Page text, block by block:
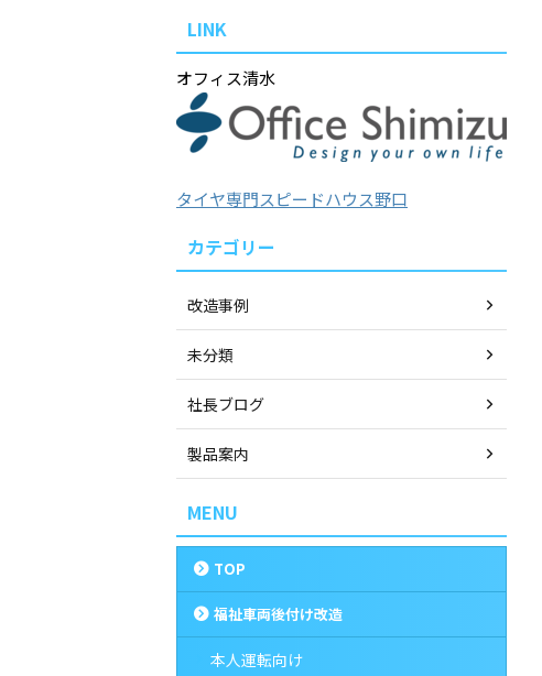
LINK
オフィス清水
タイヤ専門スピードハウス野口
カテゴリー
改造事例
未分類
社長ブログ
製品案内
MENU
TOP
福祉車両後付け改造
本人運転向け